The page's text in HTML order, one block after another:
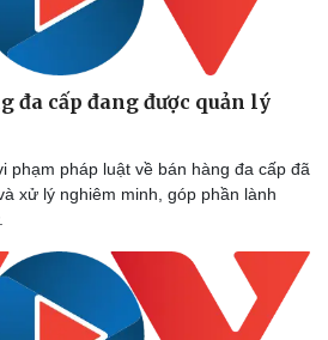
đa cấp đang được quản lý
phạm pháp luật về bán hàng đa cấp đã
xử lý nghiêm minh, góp phần lành